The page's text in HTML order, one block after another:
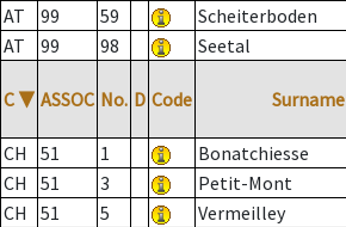
AT
99 59 Scheiterboden
AT
99 98 Seetal
C ▼ ASSOC No. D Code Surname
CH
51 1 Bonatchiesse
CH
51 3 Petit-Mont
CH
51 5 Vermeilley